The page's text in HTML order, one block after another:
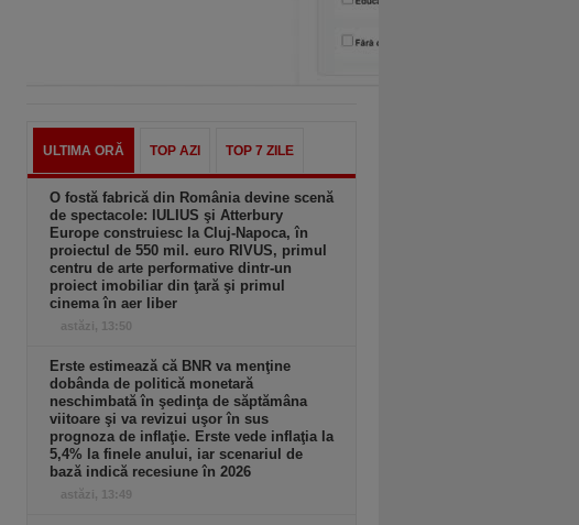
ULTIMA ORĂ TOP AZI TOP 7 ZILE
O fostă fabrică din România devine scenă
de spectacole: IULIUS şi Atterbury
Europe construiesc la Cluj-Napoca, în
proiectul de 550 mil. euro RIVUS, primul
centru de arte performative dintr-un
proiect imobiliar din ţară şi primul
cinema în aer liber
astăzi, 13:50
Erste estimează că BNR va menţine
dobânda de politică monetară
neschimbată în şedinţa de săptămâna
viitoare şi va revizui uşor în sus
prognoza de inflaţie. Erste vede inflaţia la
5,4% la finele anului, iar scenariul de
bază indică recesiune în 2026
astăzi, 13:49